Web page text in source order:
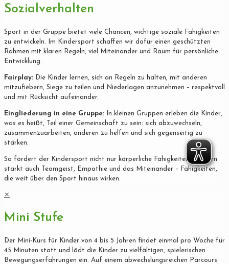
Sozialverhalten
Sport in der Gruppe bietet viele Chancen, wichtige soziale Fähigkeiten
zu entwickeln. Im Kindersport schaffen wir dafür einen geschützten
Rahmen mit klaren Regeln, viel Miteinander und Raum für persönliche
Entwicklung.
Fairplay: Die Kinder lernen, sich an Regeln zu halten, mit anderen
mitzufiebern, Siege zu teilen und Niederlagen anzunehmen – respektvoll
und mit Rücksicht aufeinander.
Eingliederung in eine Gruppe: In kleinen Gruppen erleben die Kinder,
was es heißt, Teil einer Gemeinschaft zu sein: sich abzuwechseln,
zusammenzuarbeiten, anderen zu helfen und sich gegenseitig zu
stärken.
So fördert der Kindersport nicht nur körperliche Fähigkeiten, sondern
stärkt auch Teamgeist, Empathie und das Miteinander – Fähigkeiten,
die weit über den Sport hinaus wirken.
✕
Mini Stufe
Der Mini-Kurs für Kinder von 4 bis 5 Jahren findet einmal pro Woche für
45 Minuten statt und lädt die Kinder zu vielfältigen, spielerischen
Bewegungserfahrungen ein. Auf einem abwechslungsreichen Parcours